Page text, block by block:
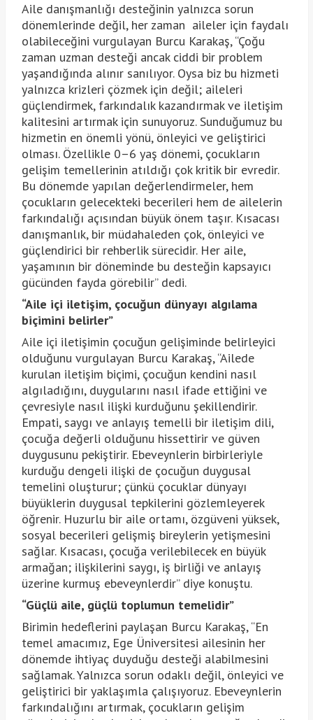
Aile danışmanlığı desteğinin yalnızca sorun
dönemlerinde değil, her zaman aileler için faydalı
olabileceğini vurgulayan Burcu Karakaş, “Çoğu
zaman uzman desteği ancak ciddi bir problem
yaşandığında alınır sanılıyor. Oysa biz bu hizmeti
yalnızca krizleri çözmek için değil; aileleri
güçlendirmek, farkındalık kazandırmak ve iletişim
kalitesini artırmak için sunuyoruz. Sunduğumuz bu
hizmetin en önemli yönü, önleyici ve geliştirici
olması. Özellikle 0–6 yaş dönemi, çocukların
gelişim temellerinin atıldığı çok kritik bir evredir.
Bu dönemde yapılan değerlendirmeler, hem
çocukların gelecekteki becerileri hem de ailelerin
farkındalığı açısından büyük önem taşır. Kısacası
danışmanlık, bir müdahaleden çok, önleyici ve
güçlendirici bir rehberlik sürecidir. Her aile,
yaşamının bir döneminde bu desteğin kapsayıcı
gücünden fayda görebilir” dedi.
“Aile içi iletişim, çocuğun dünyayı algılama
biçimini belirler”
Aile içi iletişimin çocuğun gelişiminde belirleyici
olduğunu vurgulayan Burcu Karakaş, “Ailede
kurulan iletişim biçimi, çocuğun kendini nasıl
algıladığını, duygularını nasıl ifade ettiğini ve
çevresiyle nasıl ilişki kurduğunu şekillendirir.
Empati, saygı ve anlayış temelli bir iletişim dili,
çocuğa değerli olduğunu hissettirir ve güven
duygusunu pekiştirir. Ebeveynlerin birbirleriyle
kurduğu dengeli ilişki de çocuğun duygusal
temelini oluşturur; çünkü çocuklar dünyayı
büyüklerin duygusal tepkilerini gözlemleyerek
öğrenir. Huzurlu bir aile ortamı, özgüveni yüksek,
sosyal becerileri gelişmiş bireylerin yetişmesini
sağlar. Kısacası, çocuğa verilebilecek en büyük
armağan; ilişkilerini saygı, iş birliği ve anlayış
üzerine kurmuş ebeveynlerdir” diye konuştu.
“Güçlü aile, güçlü toplumun temelidir”
Birimin hedeflerini paylaşan Burcu Karakaş, “En
temel amacımız, Ege Üniversitesi ailesinin her
dönemde ihtiyaç duyduğu desteği alabilmesini
sağlamak. Yalnızca sorun odaklı değil, önleyici ve
geliştirici bir yaklaşımla çalışıyoruz. Ebeveynlerin
farkındalığını artırmak, çocukların gelişim